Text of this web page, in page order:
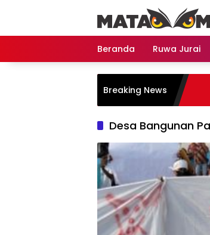
Beranda Ruwa Jurai
Breaking News
Desa Bangunan